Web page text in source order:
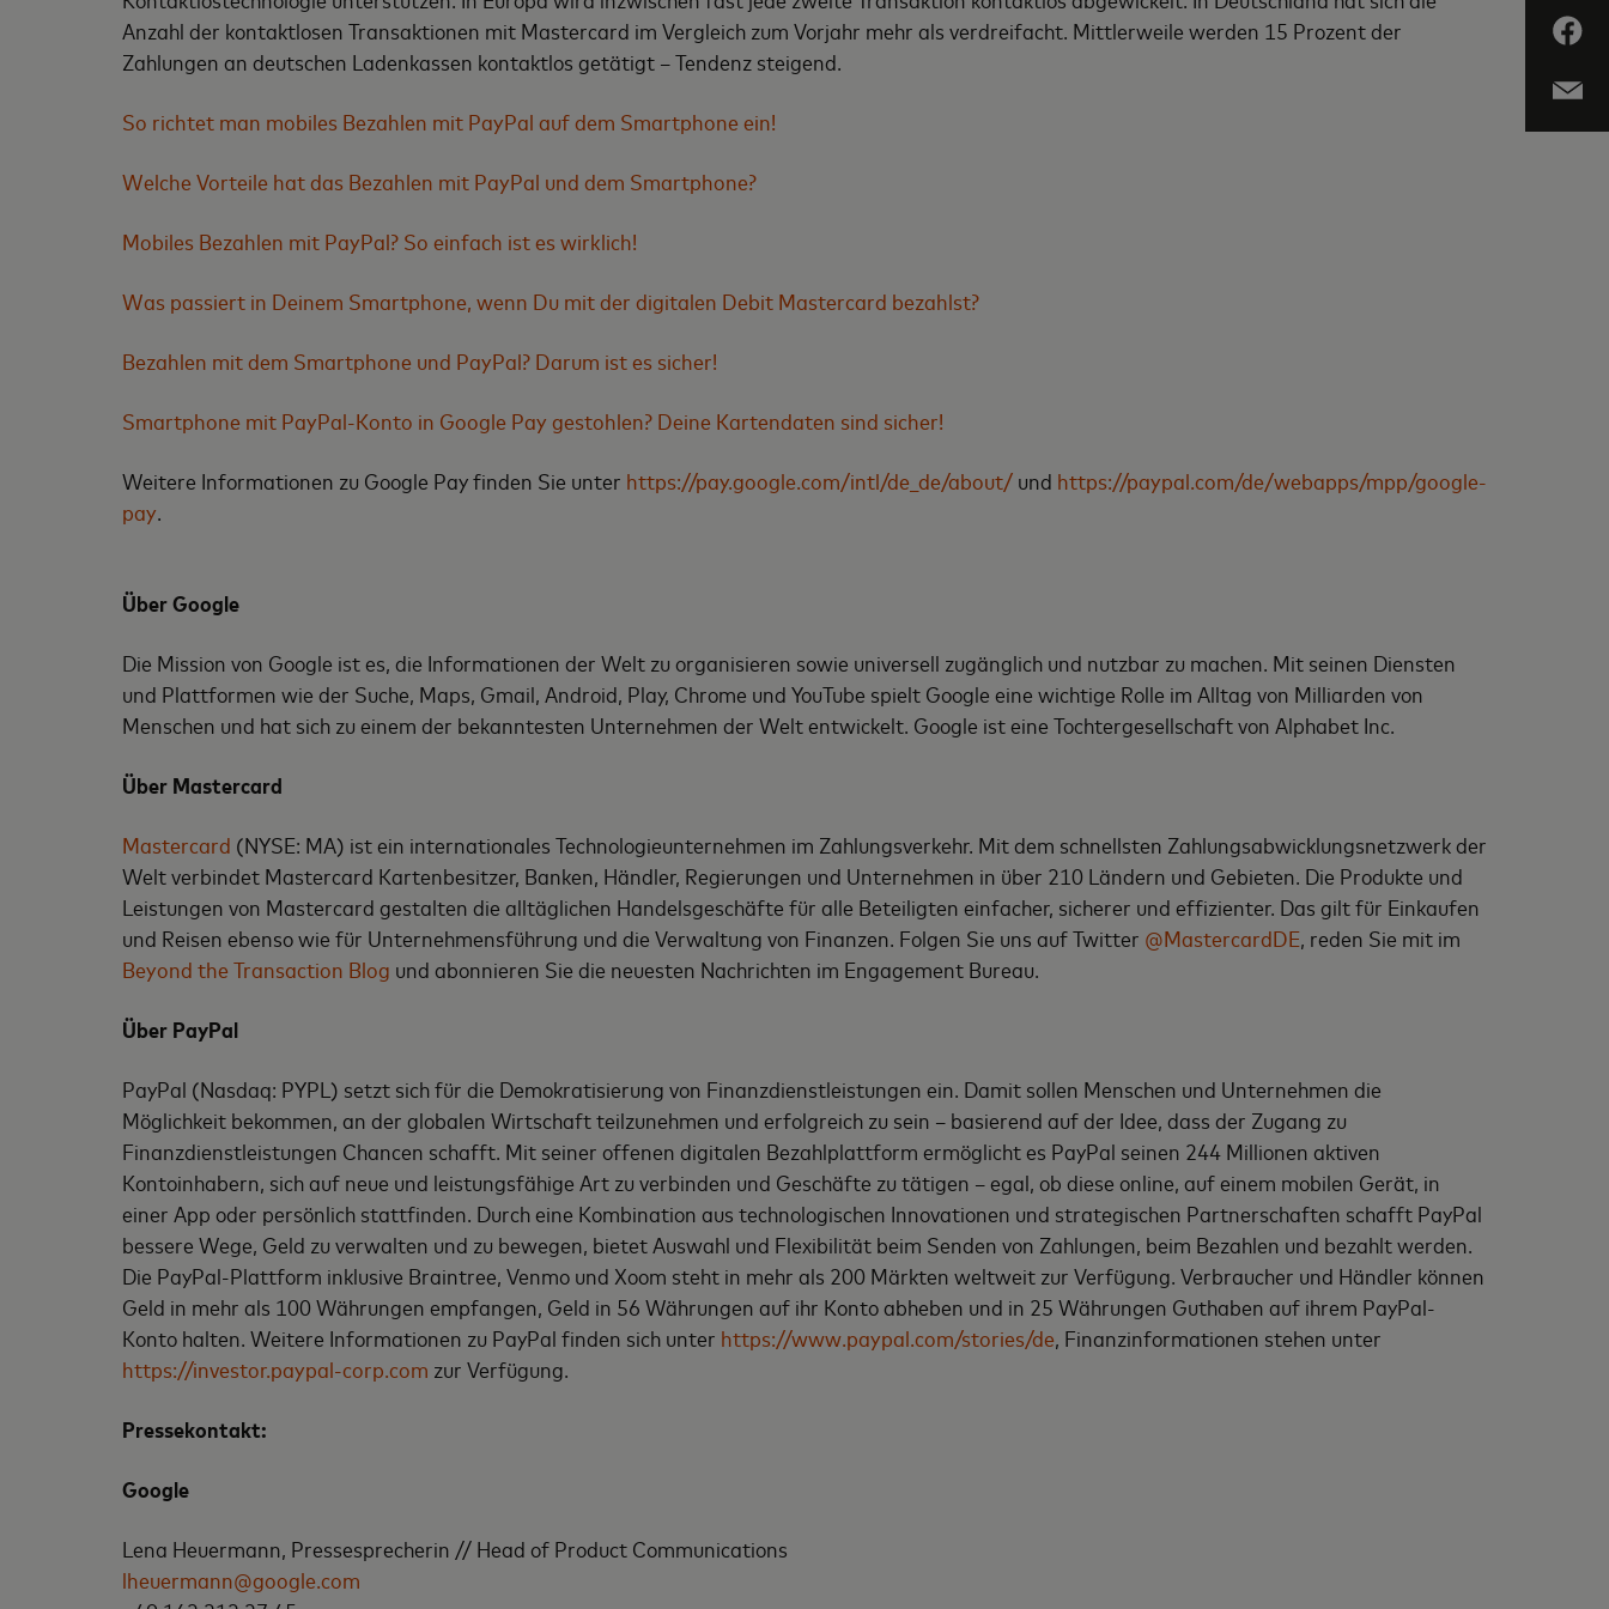
Anzahl der kontaktlosen Transaktionen mit Mastercard im Vergleich zum Vorjahr mehr als verdreifacht. Mittlerweile werden 15 Prozent der
Zahlungen an deutschen Ladenkassen kontaktlos getätigt – Tendenz steigend.
So richtet man mobiles Bezahlen mit PayPal auf dem Smartphone ein!
Welche Vorteile hat das Bezahlen mit PayPal und dem Smartphone?
Mobiles Bezahlen mit PayPal? So einfach ist es wirklich!
Was passiert in Deinem Smartphone, wenn Du mit der digitalen Debit Mastercard bezahlst?
Bezahlen mit dem Smartphone und PayPal? Darum ist es sicher!
Smartphone mit PayPal-Konto in Google Pay gestohlen? Deine Kartendaten sind sicher!
Weitere Informationen zu Google Pay finden Sie unter https://pay.google.com/intl/de_de/about/ und https://paypal.com/de/webapps/mpp/google-
pay.
Über Google
Die Mission von Google ist es, die Informationen der Welt zu organisieren sowie universell zugänglich und nutzbar zu machen. Mit seinen Diensten
und Plattformen wie der Suche, Maps, Gmail, Android, Play, Chrome und YouTube spielt Google eine wichtige Rolle im Alltag von Milliarden von
Menschen und hat sich zu einem der bekanntesten Unternehmen der Welt entwickelt. Google ist eine Tochtergesellschaft von Alphabet Inc.
Über Mastercard
Mastercard (NYSE: MA) ist ein internationales Technologieunternehmen im Zahlungsverkehr. Mit dem schnellsten Zahlungsabwicklungsnetzwerk der
Welt verbindet Mastercard Kartenbesitzer, Banken, Händler, Regierungen und Unternehmen in über 210 Ländern und Gebieten. Die Produkte und
Leistungen von Mastercard gestalten die alltäglichen Handelsgeschäfte für alle Beteiligten einfacher, sicherer und effizienter. Das gilt für Einkaufen
und Reisen ebenso wie für Unternehmensführung und die Verwaltung von Finanzen. Folgen Sie uns auf Twitter @MastercardDE, reden Sie mit im
Beyond the Transaction Blog und abonnieren Sie die neuesten Nachrichten im Engagement Bureau.
Über PayPal
PayPal (Nasdaq: PYPL) setzt sich für die Demokratisierung von Finanzdienstleistungen ein. Damit sollen Menschen und Unternehmen die
Möglichkeit bekommen, an der globalen Wirtschaft teilzunehmen und erfolgreich zu sein – basierend auf der Idee, dass der Zugang zu
Finanzdienstleistungen Chancen schafft. Mit seiner offenen digitalen Bezahlplattform ermöglicht es PayPal seinen 244 Millionen aktiven
Kontoinhabern, sich auf neue und leistungsfähige Art zu verbinden und Geschäfte zu tätigen – egal, ob diese online, auf einem mobilen Gerät, in
einer App oder persönlich stattfinden. Durch eine Kombination aus technologischen Innovationen und strategischen Partnerschaften schafft PayPal
bessere Wege, Geld zu verwalten und zu bewegen, bietet Auswahl und Flexibilität beim Senden von Zahlungen, beim Bezahlen und bezahlt werden.
Die PayPal-Plattform inklusive Braintree, Venmo und Xoom steht in mehr als 200 Märkten weltweit zur Verfügung. Verbraucher und Händler können
Geld in mehr als 100 Währungen empfangen, Geld in 56 Währungen auf ihr Konto abheben und in 25 Währungen Guthaben auf ihrem PayPal-
Konto halten. Weitere Informationen zu PayPal finden sich unter https://www.paypal.com/stories/de, Finanzinformationen stehen unter
https://investor.paypal-corp.com zur Verfügung.
Pressekontakt:
Google
Lena Heuermann, Pressesprecherin // Head of Product Communications
lheuermann@google.com